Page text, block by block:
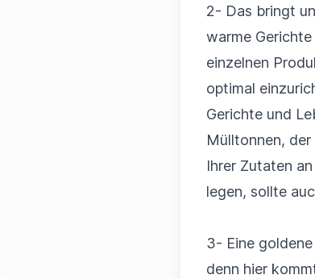
2- Das bringt
warme
einzelnen
optimal
Gerichte und
Mülltonnen, der
Ihrer Zutaten
legen, sollte
3- Eine
denn hier